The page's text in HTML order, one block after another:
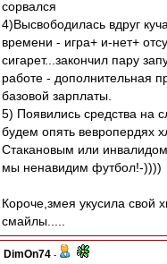
сорвался
4)Высвободилась вдруг
времени - игра+ и-нет+
сигарет...закончил пару
работе - дополнительная
базовой зарплаты.
5) Появились средства на
будем опять вевропердях
Стакановым или
мы ненавидим футбол!-))))
Короче,змея укусила свой
смайлы.....
DimOn74 -